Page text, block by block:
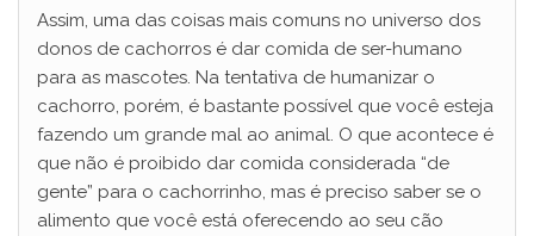
Assim, uma das coisas mais comuns no universo dos
donos de cachorros é dar comida de ser-humano
para as mascotes. Na tentativa de humanizar o
cachorro, porém, é bastante possível que você esteja
fazendo um grande mal ao animal. O que acontece é
que não é proibido dar comida considerada “de
gente” para o cachorrinho, mas é preciso saber se o
alimento que você está oferecendo ao seu cão